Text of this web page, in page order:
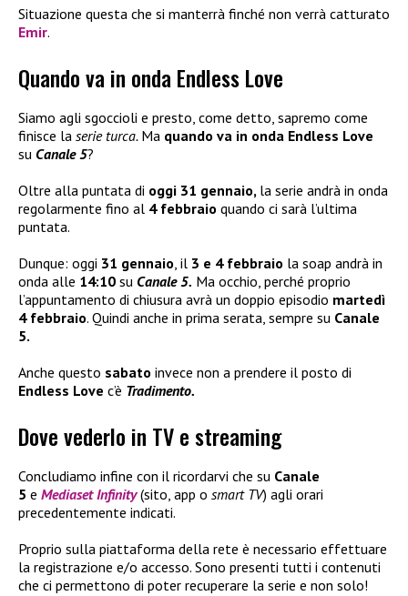
Situazione questa che si manterrà finché non verrà catturato
Emir.
Quando va in onda Endless Love
Siamo agli sgoccioli e presto, come detto, sapremo come
finisce la serie turca. Ma quando va in onda Endless Love
su Canale 5?
Oltre alla puntata di oggi 31 gennaio, la serie andrà in onda
regolarmente fino al 4 febbraio quando ci sarà l’ultima
puntata.
Dunque: oggi 31 gennaio, il 3 e 4 febbraio la soap andrà in
onda alle 14:10 su Canale 5. Ma occhio, perché proprio
l’appuntamento di chiusura avrà un doppio episodio martedì
4 febbraio. Quindi anche in prima serata, sempre su Canale
5.
Anche questo sabato invece non a prendere il posto di
Endless Love c’è Tradimento.
Dove vederlo in TV e streaming
Concludiamo infine con il ricordarvi che su Canale
5 e Mediaset Infinity(sito, app o smart TV) agli orari
precedentemente indicati.
Proprio sulla piattaforma della rete è necessario effettuare
la registrazione e/o accesso. Sono presenti tutti i contenuti
che ci permettono di poter recuperare la serie e non solo!